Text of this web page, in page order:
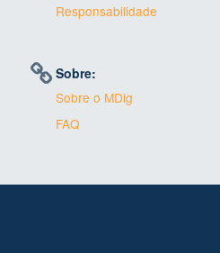
Responsabilidade
Sobre:
Sobre o MDig
FAQ